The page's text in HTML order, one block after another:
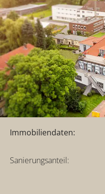
Immobiliendaten:
Sanierungsanteil: